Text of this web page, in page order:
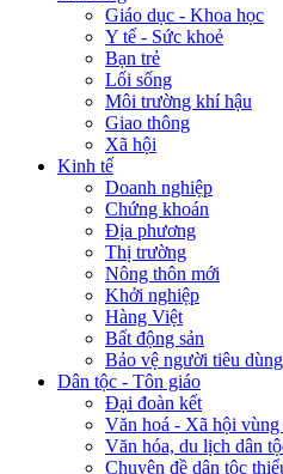
Giáo dục - Khoa học
Y tế - Sức khoẻ
Bạn trẻ
Lối sống
Môi trường khí hậu
Giao thông
Xã hội
Kinh tế
Doanh nghiệp
Chứng khoán
Địa phương
Thị trường
Nông thôn mới
Khởi nghiệp
Hàng Việt
Bất động sản
Bảo vệ người tiêu dùng
Dân tộc - Tôn giáo
Đại đoàn kết
Văn hoá - Xã hội vùng
Văn hóa, du lịch dân
Chuyên đề dân tộc